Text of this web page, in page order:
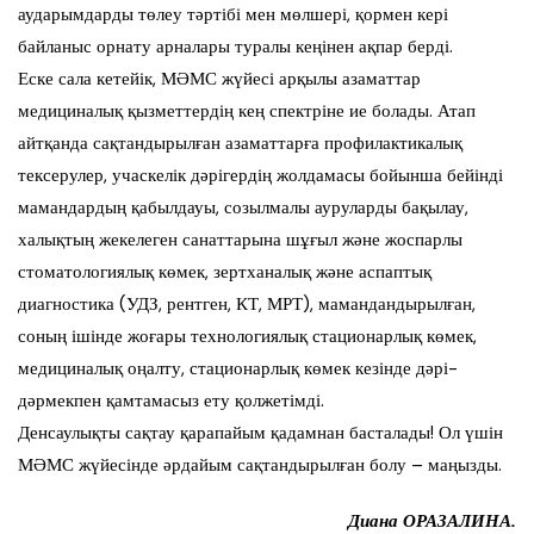
аударымдарды төлеу тәртібі мен мөлшері, қормен кері
байланыс орнату арналары туралы кеңінен ақпар берді.
Еске сала кетейік, МӘМС жүйесі арқылы азаматтар
медициналық қызметтердің кең спектріне ие болады. Атап
айтқанда сақтандырылған азаматтарға профилактикалық
тексерулер, учаскелік дәрігердің жолдамасы бойынша бейінді
мамандардың қабылдауы, созылмалы ауруларды бақылау,
халықтың жекелеген санаттарына шұғыл және жоспарлы
стоматологиялық көмек, зертханалық және аспаптық
диагностика (УДЗ, рентген, КТ, МРТ), мамандандырылған,
соның ішінде жоғары технологиялық стационарлық көмек,
медициналық оңалту, стационарлық көмек кезінде дәрі-
дәрмекпен қамтамасыз ету қолжетімді.
Денсаулықты сақтау қарапайым қадамнан басталады! Ол үшін
МӘМС жүйесінде әрдайым сақтандырылған болу – маңызды.
Диана ОРАЗАЛИНА.